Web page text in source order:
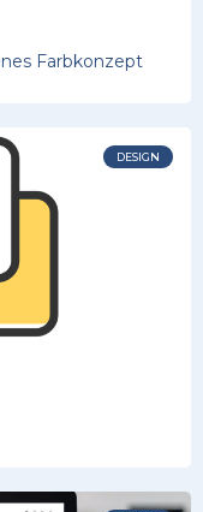
Farbkonzept
DESIGN